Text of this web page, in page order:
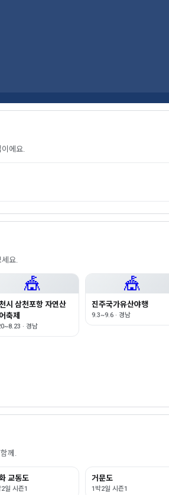
이에요.
세요.
🎪
시 삼천포항 자연산
축제
· 경남
🎪
진주국가유산야행
9.3~9.6 · 경남
께.
교동도
일 시즌1
거문도
1박2일 시즌1